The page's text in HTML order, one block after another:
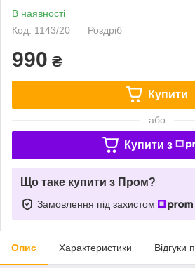
В наявності
Код: 1143/20
Роздріб
990 ₴
Купити
або
Купити з
Що таке купити з Пром?
Замовлення під захистом
Опис Характеристики Відгуки